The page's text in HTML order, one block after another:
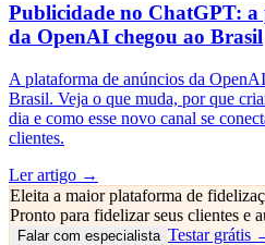
Publicidade no ChatGPT:
da OpenAI chegou ao Brasil
A plataforma de anúncios da
Brasil. Veja o que muda, por que
dia e como esse novo canal se
clientes.
Ler artigo →
Eleita a maior plataforma de
Pronto para fidelizar seus clientes e
Falar com especialista Testar grátis